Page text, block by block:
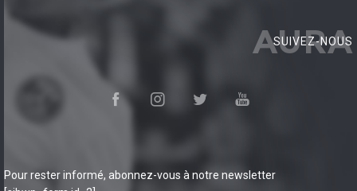
AURA
SUIVEZ-NOUS
Pour rester informé, abonnez-vous à notre newsletter